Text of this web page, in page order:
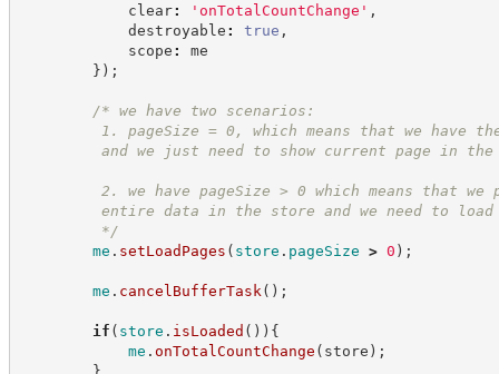
clear: ' onTotalCountChange ' ,
destroyable : true ,
scope :
me
} ) ;
/* we have two scenarios:
1. pageSize = 0, which means that we have
and we just need to show current page in the
2. we have pageSize > 0 which means that we
entire data in the store and we need to load it
*/
me . setLoadPages ( store . pageSize > 0 ) ;
me . cancelBufferTask ( ) ;
if ( store . isLoaded ( ) ) {
me . onTotalCountChange ( store ) ;
}